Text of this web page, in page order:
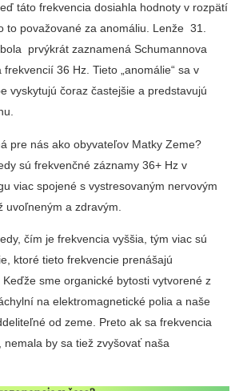
táto frekvencia dosiahla hodnoty v rozpätí
to považované za anomáliu. Lenže 31.
prvýkrát zaznamená Schumannova
frekvencií 36 Hz. Tieto „anomálie“ sa v
vyskytujú čoraz častejšie a predstavujú
pre nás ako obyvateľov Matky Zeme?
sú frekvenčné záznamy 36+ Hz v
viac spojené s vystresovaným nervovým
uvoľneným a zdravým.
čím je frekvencia vyššia, tým viac sú
ktoré tieto frekvencie prenášajú
Keďže sme organické bytosti vytvorené z
na elektromagnetické polia a naše
od zeme. Preto ak sa frekvencia
nemala by sa tiež zvyšovať naša